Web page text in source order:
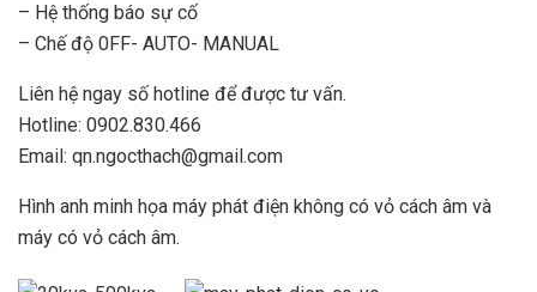
– Hệ thống báo sự cố
– Chế độ 0FF- AUTO- MANUAL
Liên hệ ngay số hotline để được tư vấn.
Hotline: 0902.830.466
Email: qn.ngocthach@gmail.com
Hình anh minh họa máy phát điện không có vỏ cách âm và
máy có vỏ cách âm.